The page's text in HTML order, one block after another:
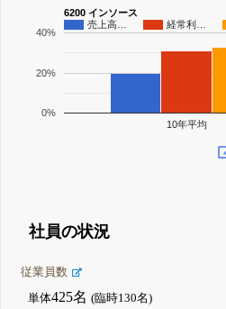
6200 インソース
売上高…
経常利…
10年平均
0%
20%
40%
社員の状況
従業員数
単体425名(臨時130名)